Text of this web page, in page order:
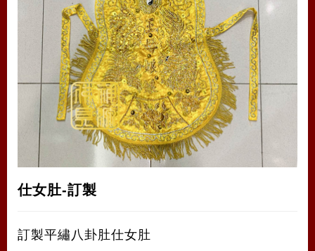
仕女肚-訂製
訂製平繡八卦肚仕女肚